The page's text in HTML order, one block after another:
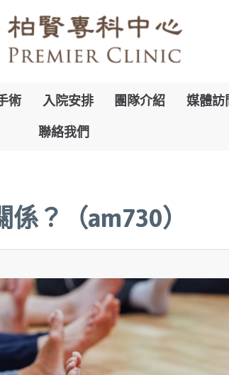
跳
內
術 入院安排 團隊介紹 媒體訪
聯絡我們
？（am730）